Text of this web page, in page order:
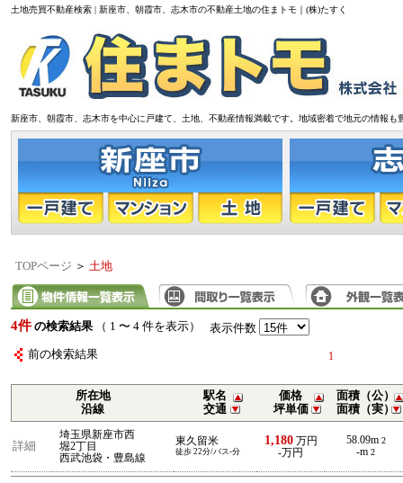
土地売買不動産検索 | 新座市、朝霞市、志木市の不動産土地の住まトモ｜(株)たすく
新座市、朝霞市、志木市を中心に戸建て、土地、不動産情報満載です。地域密着で地元の情報も
TOPページ ＞ 土地
4件 の検索結果 （ 1 〜 4 件を表示） 表示件数
前の検索結果 1
所在地
沿線
駅名
交通
価格
坪単価
面積（公）
面積（実）
詳細
埼玉県新座市西
堀2丁目
西武池袋・豊島線
東久留米
徒歩 22分/バス-分
1,180万円
-万円
58.09m 2
-m 2